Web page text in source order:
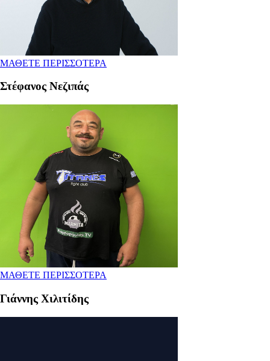
ΜΑΘΕΤΕ ΠΕΡΙΣΣΟΤΕΡΑ
Στέφανος Νεζιπάς
ΜΑΘΕΤΕ ΠΕΡΙΣΣΟΤΕΡΑ
Γιάννης Χιλιτίδης